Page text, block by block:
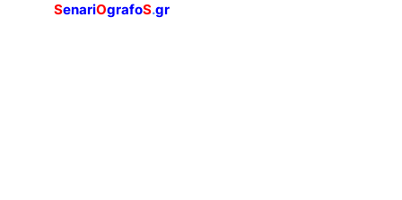
SenariOgrafoS.gr